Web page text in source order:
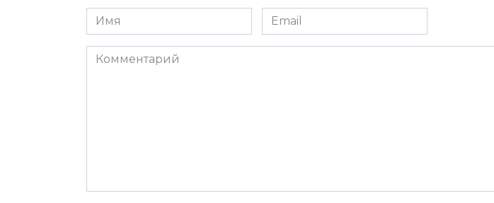
Имя
*
Email
*
Комментарий